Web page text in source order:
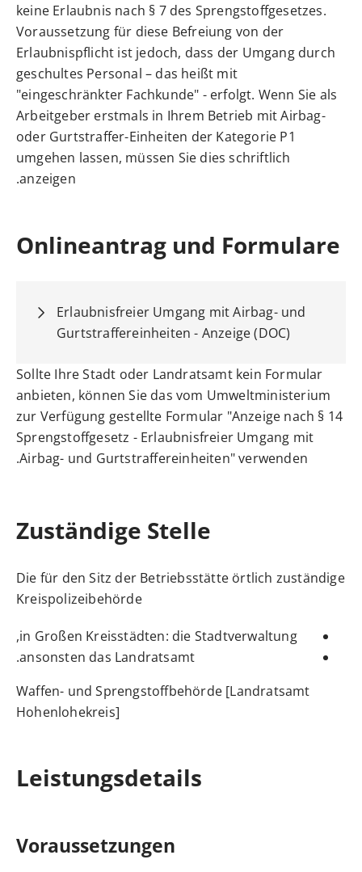
keine Erlaubnis nach § 7 des Sprengstoffgesetzes.
Voraussetzung für diese Befreiung von der
Erlaubnispflicht ist jedoch, dass der Umgang durch
geschultes Personal – das heißt mit
"eingeschränkter Fachkunde" - erfolgt. Wenn Sie als
Arbeitgeber erstmals in Ihrem Betrieb mit Airbag-
oder Gurtstraffer-Einheiten der Kategorie P1
umgehen lassen, müssen Sie dies schriftlich
anzeigen.
Onlineantrag und Formulare
Erlaubnisfreier Umgang mit Airbag- und
Gurtstraffereinheiten - Anzeige (DOC)
Sollte Ihre Stadt oder Landratsamt kein Formular
anbieten, können Sie das vom Umweltministerium
zur Verfügung gestellte Formular "Anzeige nach § 14
Sprengstoffgesetz - Erlaubnisfreier Umgang mit
Airbag- und Gurtstraffereinheiten" verwenden.
Zuständige Stelle
Die für den Sitz der Betriebsstätte örtlich zuständige
Kreispolizeibehörde
in Großen Kreisstädten: die Stadtverwaltung,
ansonsten das Landratsamt.
Waffen- und Sprengstoffbehörde [Landratsamt
Hohenlohekreis]
Leistungsdetails
Voraussetzungen